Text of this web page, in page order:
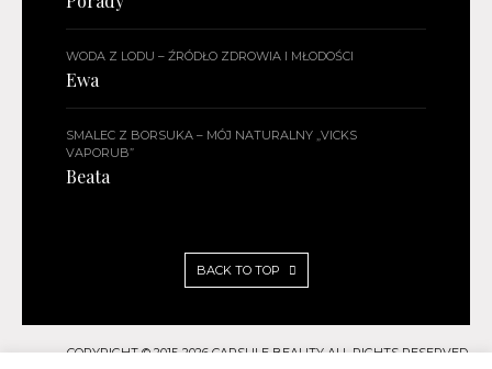
WODA Z LODU – ŹRÓDŁO ZDROWIA I MŁODOŚCI
Ewa
SMALEC Z BORSUKA – MÓJ NATURALNY „VICKS
VAPORUB”
Beata
BACK TO TOP
COPYRIGHT © 2015-2026 CAPSULE BEAUTY ALL RIGHTS RESERVED.